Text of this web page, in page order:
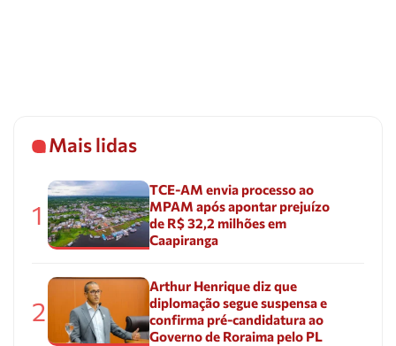
Mais lidas
1
TCE-AM envia processo ao
MPAM após apontar prejuízo
de R$ 32,2 milhões em
Caapiranga
2
Arthur Henrique diz que
diplomação segue suspensa e
confirma pré-candidatura ao
Governo de Roraima pelo PL